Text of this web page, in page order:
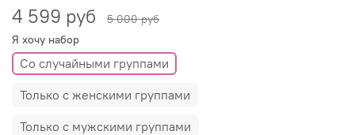
4 599 руб
5 000 руб
Я хочу набор
Со случайными группами
Только с женскими группами
Только с мужскими группами